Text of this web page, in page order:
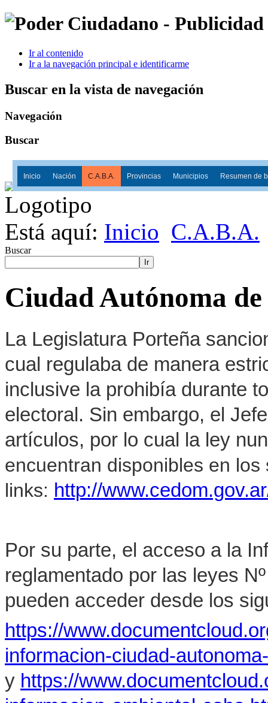
Ir al contenido
Ir a la navegación principal e identificarme
Buscar en la vista de navegación
Navegación
Buscar
Inicio Nación C.A.B.A. Provincias Municipios Resumen de
Está aquí: Inicio C.A.B.A.
Buscar
Ir
Ciudad Autónoma de
La Legislatura Porteña
cual regulaba de manera
inclusive la prohibía durante
electoral. Sin embargo, el
artículos, por lo cual la ley
encuentran disponibles en los
links: http://
Por su parte, el acceso a la
reglamentado por las leyes
pueden acceder desde los
https://
informacion-ciudad-
y https://